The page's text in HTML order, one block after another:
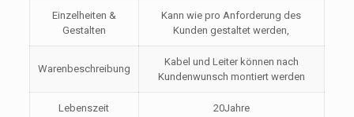
Einzelheiten &
Gestalten
Kann wie pro Anforderung des
Kunden gestaltet werden,
Warenbeschreibung
Kabel und Leiter können nach
Kundenwunsch montiert werden
Lebenszeit 20Jahre